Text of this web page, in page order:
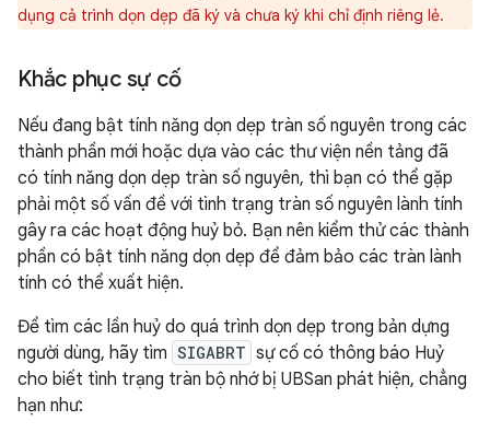
dụng cả trình dọn dẹp đã ký và chưa ký khi chỉ định riêng lẻ.
Khắc phục sự cố
Nếu đang bật tính năng dọn dẹp tràn số nguyên trong các
thành phần mới hoặc dựa vào các thư viện nền tảng đã
có tính năng dọn dẹp tràn số nguyên, thì bạn có thể gặp
phải một số vấn đề với tình trạng tràn số nguyên lành tính
gây ra các hoạt động huỷ bỏ. Bạn nên kiểm thử các thành
phần có bật tính năng dọn dẹp để đảm bảo các tràn lành
tính có thể xuất hiện.
Để tìm các lần huỷ do quá trình dọn dẹp trong bản dựng
người dùng, hãy tìm SIGABRT sự cố có thông báo Huỷ
cho biết tình trạng tràn bộ nhớ bị UBSan phát hiện, chẳng
hạn như: